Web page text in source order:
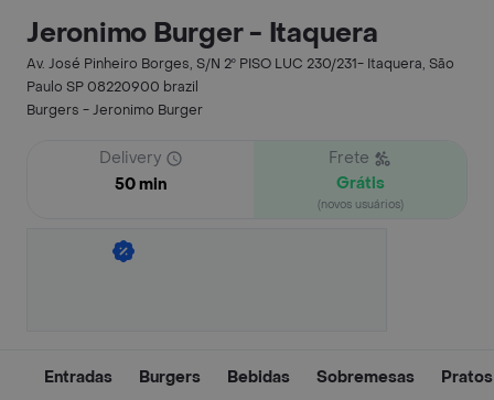
Jeronimo Burger - Itaquera
Av. José Pinheiro Borges, S/N 2º PISO LUC 230/231- Itaquera, São
Paulo SP 08220900 brazil
Burgers - Jeronimo Burger
Delivery
50 min
Frete
Grátis
(novos usuários)
Entradas Burgers Bebidas Sobremesas Pratos